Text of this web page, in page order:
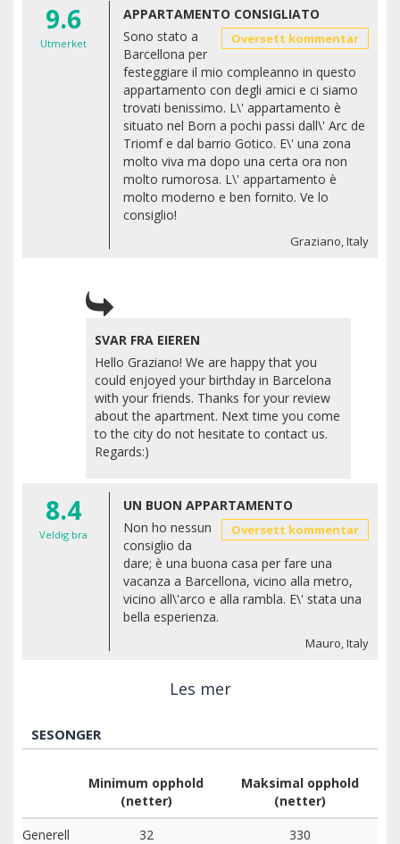
9.6
Utmerket
APPARTAMENTO CONSIGLIATO
Oversett kommentar
Sono stato a
Barcellona per
festeggiare il mio compleanno in questo
appartamento con degli amici e ci siamo
trovati benissimo. L\' appartamento è
situato nel Born a pochi passi dall\' Arc de
Triomf e dal barrio Gotico. E\' una zona
molto viva ma dopo una certa ora non
molto rumorosa. L\' appartamento è
molto moderno e ben fornito. Ve lo
consiglio!
Graziano, Italy
SVAR FRA EIEREN
Hello Graziano! We are happy that you
could enjoyed your birthday in Barcelona
with your friends. Thanks for your review
about the apartment. Next time you come
to the city do not hesitate to contact us.
Regards:)
8.4
Veldig bra
UN BUON APPARTAMENTO
Oversett kommentar
Non ho nessun
consiglio da
dare; è una buona casa per fare una
vacanza a Barcellona, vicino alla metro,
vicino all\'arco e alla rambla. E\' stata una
bella esperienza.
Mauro, Italy
Les mer
SESONGER
Minimum opphold
(netter)
Maksimal opphold
(netter)
Generell
32 330